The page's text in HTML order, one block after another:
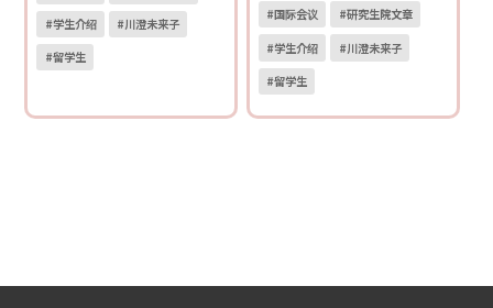
#学生介绍 #川澄未来子
#留学生
#国际会议 #研究生院文章
#学生介绍 #川澄未来子
#留学生